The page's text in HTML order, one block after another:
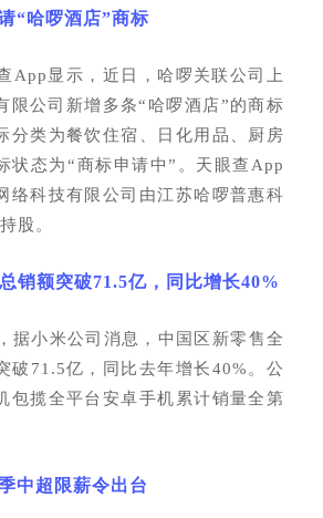
“哈啰酒店”商标
App显示，近日，哈啰关联公司上
限公司新增多条“哈啰酒店”的商标
分类为餐饮住宿、日化用品、厨房
状态为“商标申请中”。天眼查App
络科技有限公司由江苏哈啰普惠科
股。
销额突破71.5亿，同比增长40%
据小米公司消息，中国区新零售全
破71.5亿，同比去年增长40%。公
包揽全平台安卓手机累计销量全第
中超限薪令出台